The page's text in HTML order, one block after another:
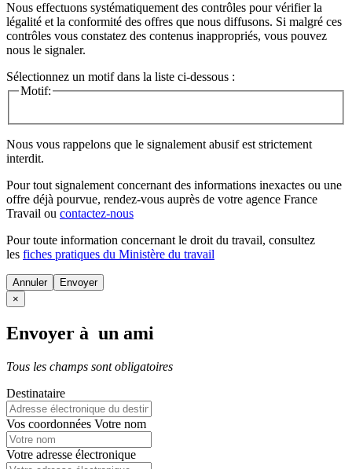
Nous effectuons systématiquement des contrôles pour vérifier la
légalité et la conformité des offres que nous diffusons. Si malgré ces
contrôles vous constatez des contenus inappropriés, vous pouvez
nous le signaler.
Sélectionnez un motif dans la liste ci-dessous :
Motif:
Nous vous rappelons que le signalement abusif est strictement
interdit.
Pour tout signalement concernant des informations inexactes ou une
offre déjà pourvue, rendez-vous auprès de votre agence France
Travail ou contactez-nous
Pour toute information concernant le droit du travail, consultez
les fiches pratiques du Ministère du travail
Annuler
×
Envoyer à un ami
Tous les champs sont obligatoires
Destinataire
Vos coordonnées Votre nom
Votre adresse électronique